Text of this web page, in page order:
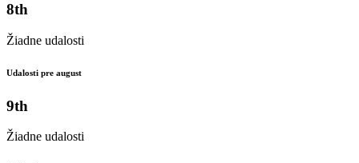
8th
Žiadne udalosti
Udalosti pre august
9th
Žiadne udalosti